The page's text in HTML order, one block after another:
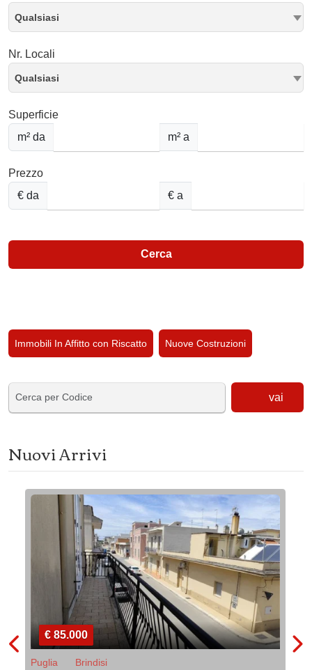
Qualsiasi
Nr. Locali
Qualsiasi
Superficie
m² da
m² a
Prezzo
€ da
€ a
Cerca
Immobili In Affitto con Riscatto Nuove Costruzioni
vai
Nuovi Arrivi
€ 85.000
Puglia Brindisi